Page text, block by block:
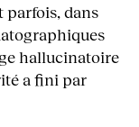
parfois, dans
hallucinatoire
a fini par